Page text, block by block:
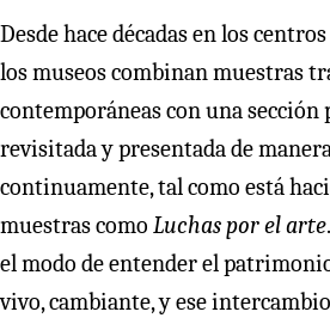
Desde hace décadas en los
los museos combinan muestras
contemporáneas con una
revisitada y presentada de
continuamente, tal como está
muestras como Luchas por el arte
el modo de entender el
vivo, cambiante, y ese